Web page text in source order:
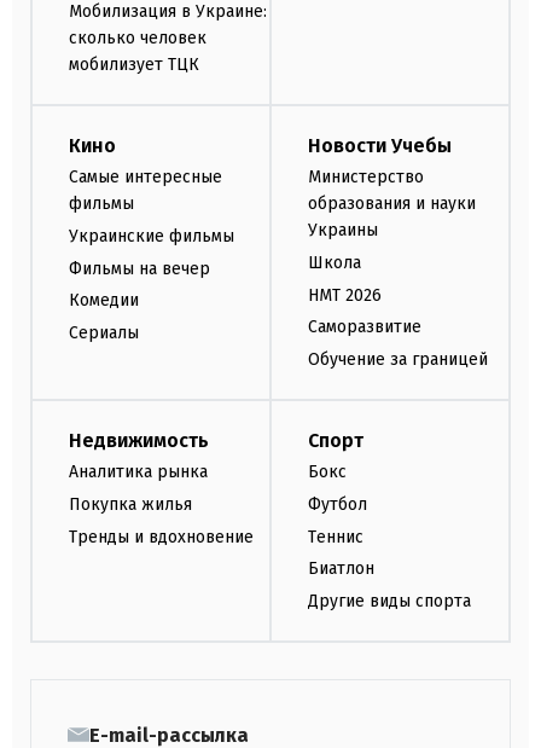
Мобилизация в Украине:
сколько человек
мобилизует ТЦК
Кино
Самые интересные
фильмы
Украинские фильмы
Фильмы на вечер
Комедии
Сериалы
Новости Учебы
Министерство
образования и науки
Украины
Школа
НМТ 2026
Саморазвитие
Обучение за границей
Недвижимость
Аналитика рынка
Покупка жилья
Тренды и вдохновение
Спорт
Бокс
Футбол
Теннис
Биатлон
Другие виды спорта
E-mail-рассылка